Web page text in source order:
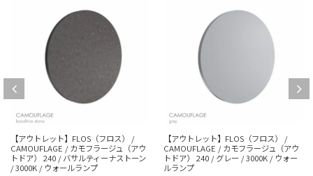
【アウトレット】FLOS（フロス） /
CAMOUFLAGE / カモフラージュ（アウ
トドア） 240 / バサルティーナストーン
/ 3000K / ウォールランプ
【アウトレット】FLOS（フロス） /
CAMOUFLAGE / カモフラージュ（アウ
トドア） 240 / グレー / 3000K / ウォー
ルランプ